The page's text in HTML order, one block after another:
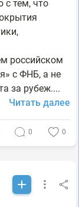
с тем, что
российском
с ФНБ, а не
за рубеж....
Читать далее
0 0